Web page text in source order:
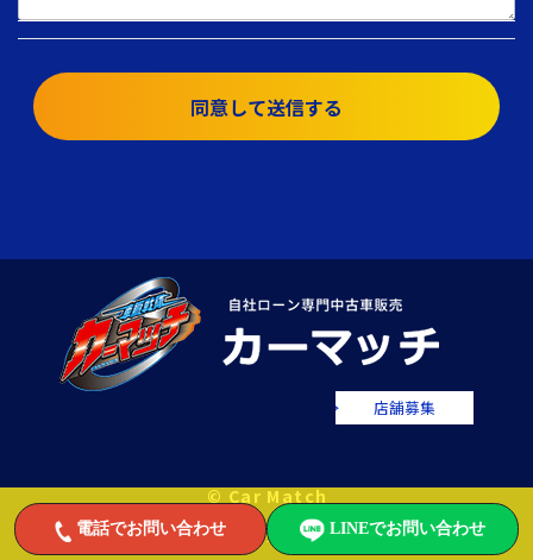
同意して送信する
電話でお問い合わせ LINEでお問い合わせ
店舗募集
© Car Match
自社ローンで中古車をお値打ちに販売するカーマッチ